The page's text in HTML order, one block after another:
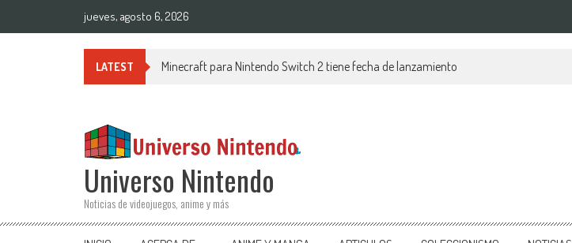
jueves, agosto 6, 2026
LATEST Minecraft para Nintendo Switch 2 tiene fecha de lanzamiento
Universo Nintendo
Noticias de videojuegos, anime y más